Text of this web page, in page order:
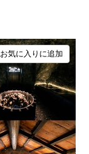
お気に入りに追加